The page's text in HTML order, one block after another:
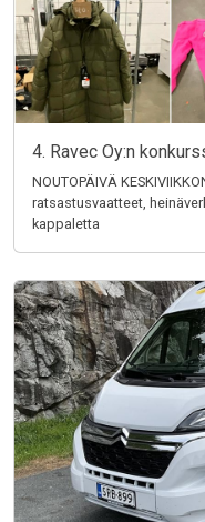
4. Ravec Oy:n
NOUTOPÄIVÄ
ratsastusvaatteet,
kappaletta